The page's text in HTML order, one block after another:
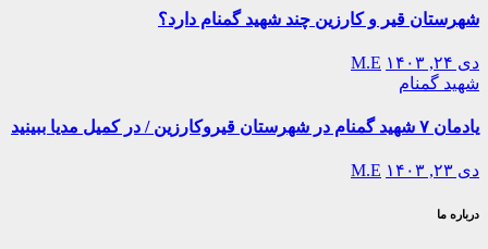
شهرستان قیر و کارزین چند شهید گمنام دارد؟
دی ۲۴, ۱۴۰۳
M.E
شهید گمنام
یادمان ۷ شهید گمنام در شهرستان قیروکارزین / در کمیل مدیا ببینید
دی ۲۳, ۱۴۰۳ M.E
درباره ما